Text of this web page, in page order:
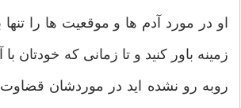
او در مورد آدم ها و موقعیت ها را
زمینه باور کنید و تا زمانی که خودتان
روبه رو نشده اید در موردشان قضاوت